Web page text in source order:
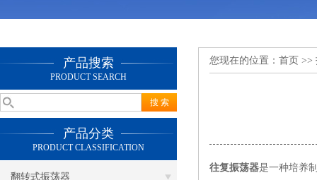
产品搜索
PRODUCT SEARCH
产品分类
PRODUCT CLASSIFICATION
翻转式振荡器
您现在的位置： 首页 >>
往复振荡器是一种培养